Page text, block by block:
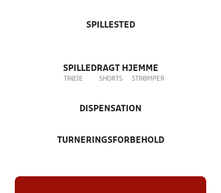
SPILLESTED
SPILLEDRAGT HJEMME
TRØJE SHORTS STRØMPER
DISPENSATION
TURNERINGSFORBEHOLD